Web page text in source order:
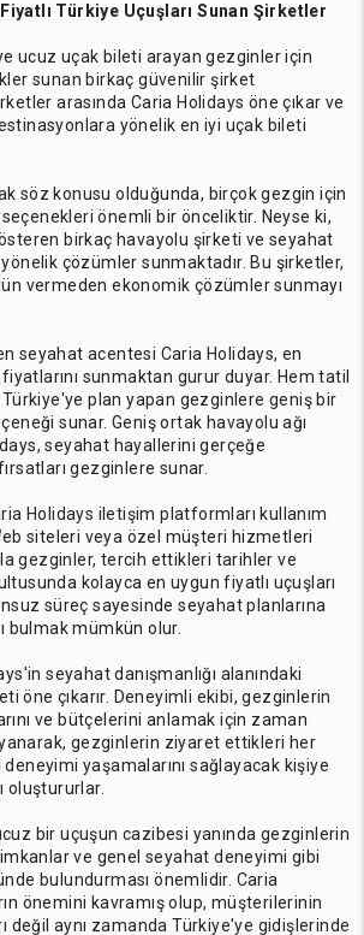
Türkiye Uçuşları Sunan Şirketler
ucuz uçak bileti arayan gezginler için
sunan birkaç güvenilir şirket
arasında Caria Holidays öne çıkar ve
yönelik en iyi uçak bileti
söz konusu olduğunda, birçok gezgin için
önemli bir önceliktir. Neyse ki,
birkaç havayolu şirketi ve seyahat
çözümler sunmaktadır. Bu şirketler,
vermeden ekonomik çözümler sunmayı
seyahat acentesi Caria Holidays, en
sunmaktan gurur duyar. Hem tatil
plan yapan gezginlere geniş bir
sunar. Geniş ortak havayolu ağı
seyahat hayallerini gerçeğe
gezginlere sunar.
Holidays iletişim platformları kullanım
siteleri veya özel müşteri hizmetleri
gezginler, tercih ettikleri tarihler ve
kolayca en uygun fiyatlı uçuşları
süreç sayesinde seyahat planlarına
bulmak mümkün olur.
seyahat danışmanlığı alanındaki
öne çıkarır. Deneyimli ekibi, gezginlerin
ve bütçelerini anlamak için zaman
gezginlerin ziyaret ettikleri her
yaşamalarını sağlayacak kişiye
oluştururlar.
bir uçuşun cazibesi yanında gezginlerin
imkanlar ve genel seyahat deneyimi gibi
bulundurması önemlidir. Caria
önemini kavramış olup, müşterilerinin
değil aynı zamanda Türkiye'ye gidişlerinde